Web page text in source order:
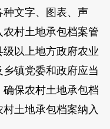
文字、图表、声
村土地承包档案管
以上地方政府农业
镇党委和政府应当
保农村土地承包档
土地承包档案纳入